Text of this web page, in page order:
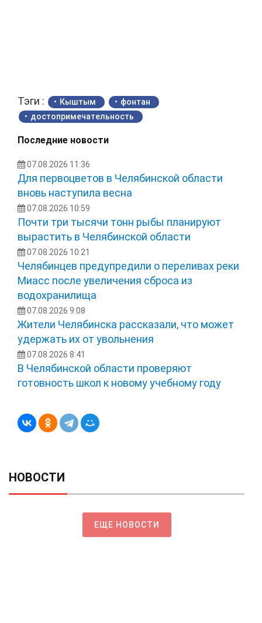
Тэги : Кыштым
фонтан
достопримечательность
Последние новости
07.08.2026 11:36
Для первоцветов в Челябинской области
вновь наступила весна
07.08.2026 10:59
Почти три тысячи тонн рыбы планируют
вырастить в Челябинской области
07.08.2026 10:21
Челябинцев предупредили о переливах реки
Миасс после увеличения сброса из
водохранилища
07.08.2026 9:08
Жители Челябинска рассказали, что может
удержать их от увольнения
07.08.2026 8:41
В Челябинской области проверяют
готовность школ к новому учебному году
НОВОСТИ
ЕЩЕ НОВОСТИ